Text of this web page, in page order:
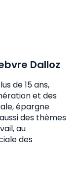
Dalloz
de 15 ans,
et des
épargne
des thèmes
au
des